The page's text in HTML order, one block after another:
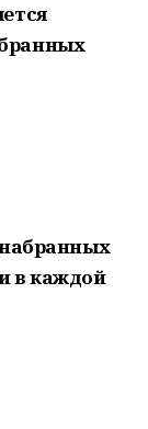
в каждой